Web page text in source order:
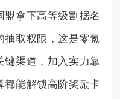
盟拿下高等级割据名
抽取权限，这是零氪
键渠道，加入实力靠
都能解锁高阶奖励卡